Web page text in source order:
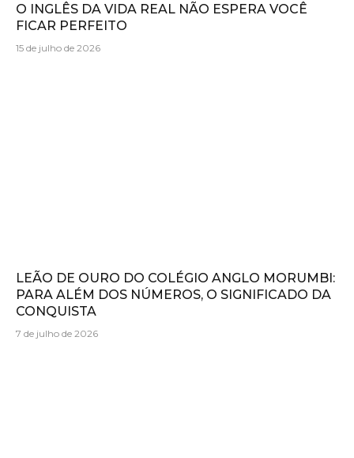
O INGLÊS DA VIDA REAL NÃO ESPERA VOCÊ
FICAR PERFEITO
15 de julho de 2026
LEÃO DE OURO DO COLÉGIO ANGLO MORUMBI:
PARA ALÉM DOS NÚMEROS, O SIGNIFICADO DA
CONQUISTA
7 de julho de 2026